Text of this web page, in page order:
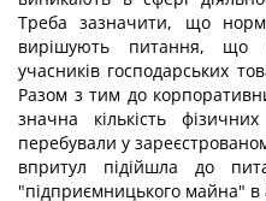
Треба зазначити, що
вирішують питання, що
учасників господарських
Разом з тим до
значна кількість
перебували у
впритул підійшла до
"підприємницького майна" в